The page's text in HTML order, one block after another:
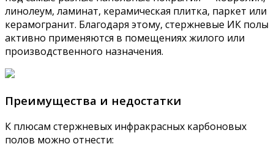
линолеум, ламинат, керамическая плитка, паркет или
керамогранит. Благодаря этому, стержневые ИК полы
активно применяются в помещениях жилого или
производственного назначения.
Преимущества и недостатки
К плюсам стержневых инфракрасных карбоновых
полов можно отнести: